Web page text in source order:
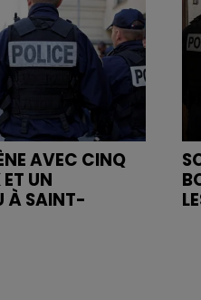
AVEC CINQ
UN
À SAINT-